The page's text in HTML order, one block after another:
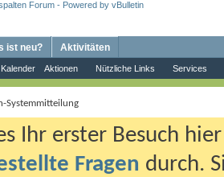
Kalender Aktionen Nützliche Links Services
ist neu? Aktivitäten
Systemmitteilung
Ihr erster Besuch
Fragen durch.